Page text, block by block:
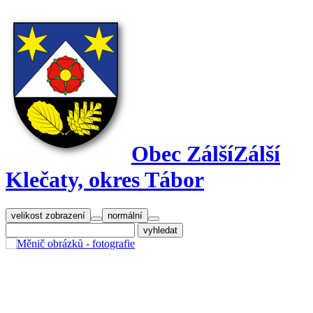
Obec ZálšíZálší
Klečaty, okres Tábor
velikost zobrazení normální